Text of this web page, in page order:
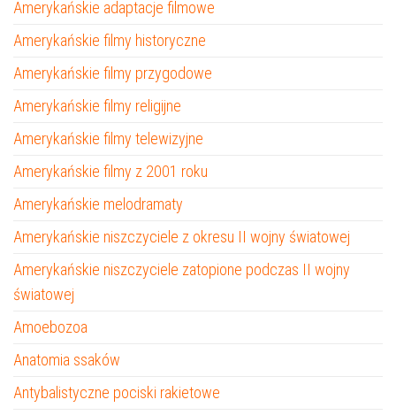
Amerykańskie adaptacje filmowe
Amerykańskie filmy historyczne
Amerykańskie filmy przygodowe
Amerykańskie filmy religijne
Amerykańskie filmy telewizyjne
Amerykańskie filmy z 2001 roku
Amerykańskie melodramaty
Amerykańskie niszczyciele z okresu II wojny światowej
Amerykańskie niszczyciele zatopione podczas II wojny
światowej
Amoebozoa
Anatomia ssaków
Antybalistyczne pociski rakietowe